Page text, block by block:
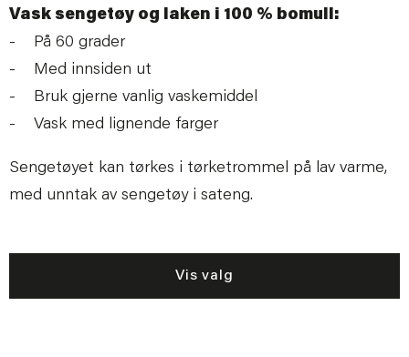
Vask sengetøy og laken i 100 % bomull:
- På 60 grader
- Med innsiden ut
- Bruk gjerne vanlig vaskemiddel
- Vask med lignende farger
Sengetøyet kan tørkes i tørketrommel på lav varme,
med unntak av sengetøy i sateng.
Vis valg